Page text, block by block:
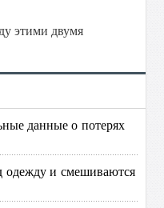
этими двумя
данные о потерях
одежду и смешиваются